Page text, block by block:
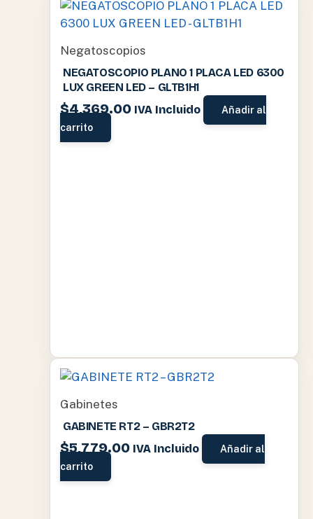
Negatoscopios
NEGATOSCOPIO PLANO 1 PLACA LED 6300
LUX GREEN LED – GLTB1H1
$4,369.00 IVA Incluido
Añadir al
carrito
Gabinetes
GABINETE RT2 – GBR2T2
$5,779.00 IVA Incluido
Añadir al
carrito